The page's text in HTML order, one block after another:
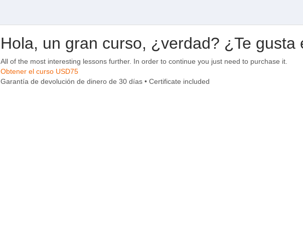
Hola, un gran curso, ¿verdad? ¿Te gusta
All of the most interesting lessons further. In order to continue you just need to purchase it.
Obtener el curso USD75
Garantía de devolución de dinero de 30 días • Certificate included